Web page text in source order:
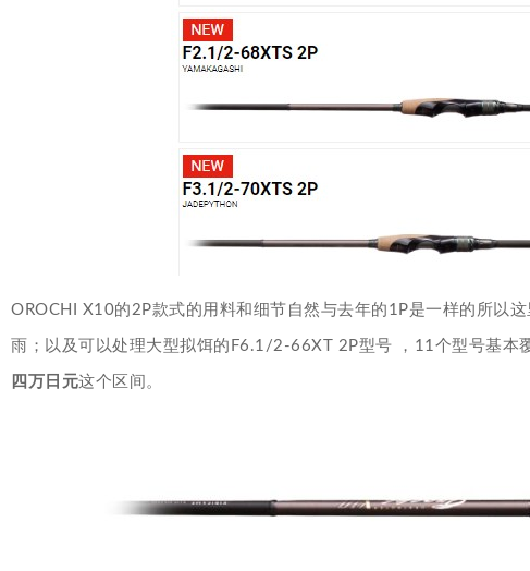
OROCHI X10的2P款式的用料和细节自然与去年的1P是一样的所以
雨；以及可以处理大型拟饵的F6.1/2-66XT 2P型号 ，11个型号基本
四万日元这个区间。